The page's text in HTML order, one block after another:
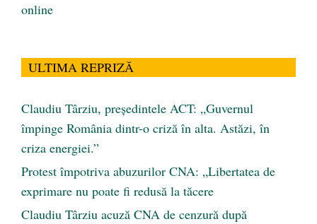
online
ULTIMA REPRIZĂ
Claudiu Târziu, președintele ACT: „Guvernul
împinge România dintr-o criză în alta. Astăzi, în
criza energiei.”
Protest împotriva abuzurilor CNA: „Libertatea de
exprimare nu poate fi redusă la tăcere
Claudiu Târziu acuză CNA de cenzură după